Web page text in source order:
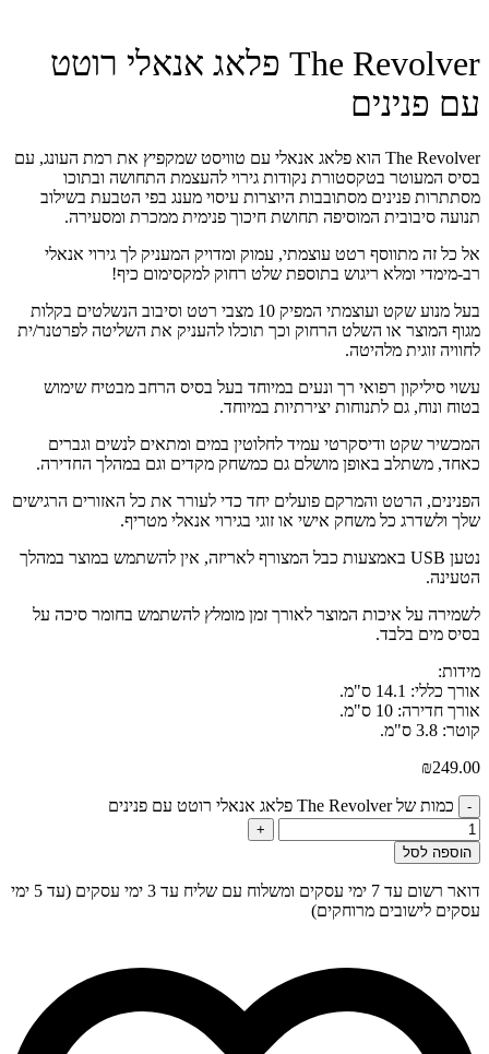
The Revolver פלאג אנאלי רוטט
עם פנינים
The Revolver הוא פלאג אנאלי עם טוויסט שמקפיץ את רמת העונג, עם
בסיס המעוטר בטקסטורת נקודות גירוי להעצמת התחושה ובתוכו
מסתתרות פנינים מסתובבות היוצרות עיסוי מענג בפי הטבעת בשילוב
תנועה סיבובית המוסיפה תחושת חיכוך פנימית ממכרת ומסעירה.
אל כל זה מתווסף רטט עוצמתי, עמוק ומדויק המעניק לך גירוי אנאלי
רב-מימדי ומלא ריגוש בתוספת שלט רחוק למקסימום כיף!
בעל מנוע שקט ועוצמתי המפיק 10 מצבי רטט וסיבוב הנשלטים בקלות
מגוף המוצר או השלט הרחוק וכך תוכלו להעניק את השליטה לפרטנר/ית
לחוויה זוגית מלהיטה.
עשוי סיליקון רפואי רך ונעים במיוחד בעל בסיס הרחב מבטיח שימוש
בטוח ונוח, גם לתנוחות יצירתיות במיוחד.
המכשיר שקט ודיסקרטי עמיד לחלוטין במים ומתאים לנשים וגברים
כאחד, משתלב באופן מושלם גם כמשחק מקדים וגם במהלך החדירה.
הפנינים, הרטט והמרקם פועלים יחד כדי לעורר את כל האזורים הרגישים
שלך ולשדרג כל משחק אישי או זוגי בגירוי אנאלי מטריף.
נטען USB באמצעות כבל המצורף לאריזה, אין להשתמש במוצר במהלך
הטעינה.
לשמירה על איכות המוצר לאורך זמן מומלץ להשתמש בחומר סיכה על
בסיס מים בלבד.
מידות:
אורך כללי: 14.1 ס"מ.
אורך חדירה: 10 ס"מ.
קוטר: 3.8 ס"מ.
₪249.00
- כמות של The Revolver פלאג אנאלי רוטט עם פנינים
+
הוספה לסל
דואר רשום עד 7 ימי עסקים ומשלוח עם שליח עד 3 ימי עסקים (עד 5 ימי
עסקים לישובים מרוחקים)